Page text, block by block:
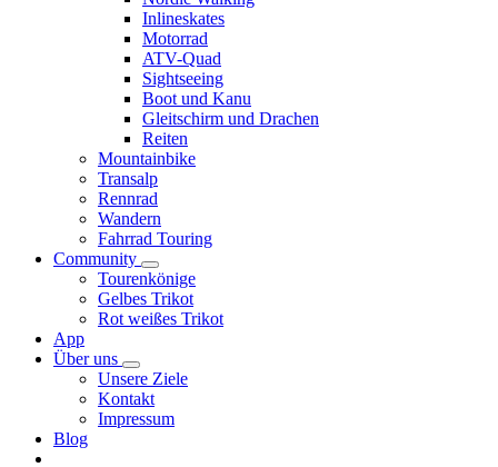
Inlineskates
Motorrad
ATV-Quad
Sightseeing
Boot und Kanu
Gleitschirm und Drachen
Reiten
Mountainbike
Transalp
Rennrad
Wandern
Fahrrad Touring
Community
Tourenkönige
Gelbes Trikot
Rot weißes Trikot
App
Über uns
Unsere Ziele
Kontakt
Impressum
Blog